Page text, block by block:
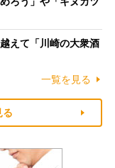
えて「川崎の大衆酒
一覧を見る
る